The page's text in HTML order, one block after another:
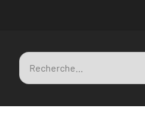
Recherche
pour